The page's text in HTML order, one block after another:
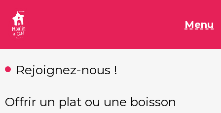
contenu
Menu
Rejoignez-nous !
Offrir un plat ou une boisson